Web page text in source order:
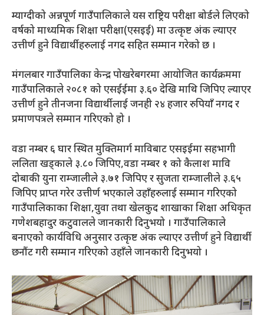
म्याग्दीको अन्नपूर्ण गाउँपालिकाले यस राष्ट्रिय परीक्षा बोर्डले लिएको
वर्षको माध्यमिक शिक्षा परीक्षा(एसइई) मा उत्कृष्ट अंक ल्याएर
उत्तीर्ण हुने विद्यार्थीहरुलाई नगद सहित सम्मान गरेको छ ।
मंगलबार गाउँपालिका केन्द्र पोखरेबगरमा आयोजित कार्यक्रममा
गाउँपालिकाले २०८१ को एसईईमा ३.६० देखि माथि जिपिए ल्याएर
उत्तीर्ण हुने तीनजना विद्यार्थीलाई जनही २४ हजार रुपियाँ नगद र
प्रमाणपत्रले सम्मान गरिएको हो ।
वडा नम्बर ६ घार स्थित मुक्तिमार्ग माविबाट एसइईमा सहभागी
ललिता खड्काले ३.८० जिपिए,वडा नम्बर १ को कैलाश मावि
दोबाकी युना राम्जालीले ३.७१ जिपिए र सुजता राम्जालीले ३.६५
जिपिए प्राप्त गरेर उत्तीर्ण भएकाले उहाँहरुलाई सम्मान गरिएको
गाउँपालिकाका शिक्षा,युवा तथा खेलकुद शाखाका शिक्षा अधिकृत
गणेशबहादुर कटुवालले जानकारी दिनुभयो । गाउँपालिकाले
बनाएको कार्यविधि अनुसार उत्कृष्ट अंक ल्याएर उत्तीर्ण हुने विद्यार्थी
छनौंट गरी सम्मान गरिएको उहाँले जानकारी दिनुभयो ।